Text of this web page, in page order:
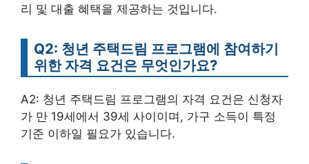
리 및 대출 혜택을 제공하는 것입니다.
Q2: 청년 주택드림 프로그램에 참여하기
위한 자격 요건은 무엇인가요?
A2: 청년 주택드림 프로그램의 자격 요건은 신청자
가 만 19세에서 39세 사이이며, 가구 소득이 특정
기준 이하일 필요가 있습니다.